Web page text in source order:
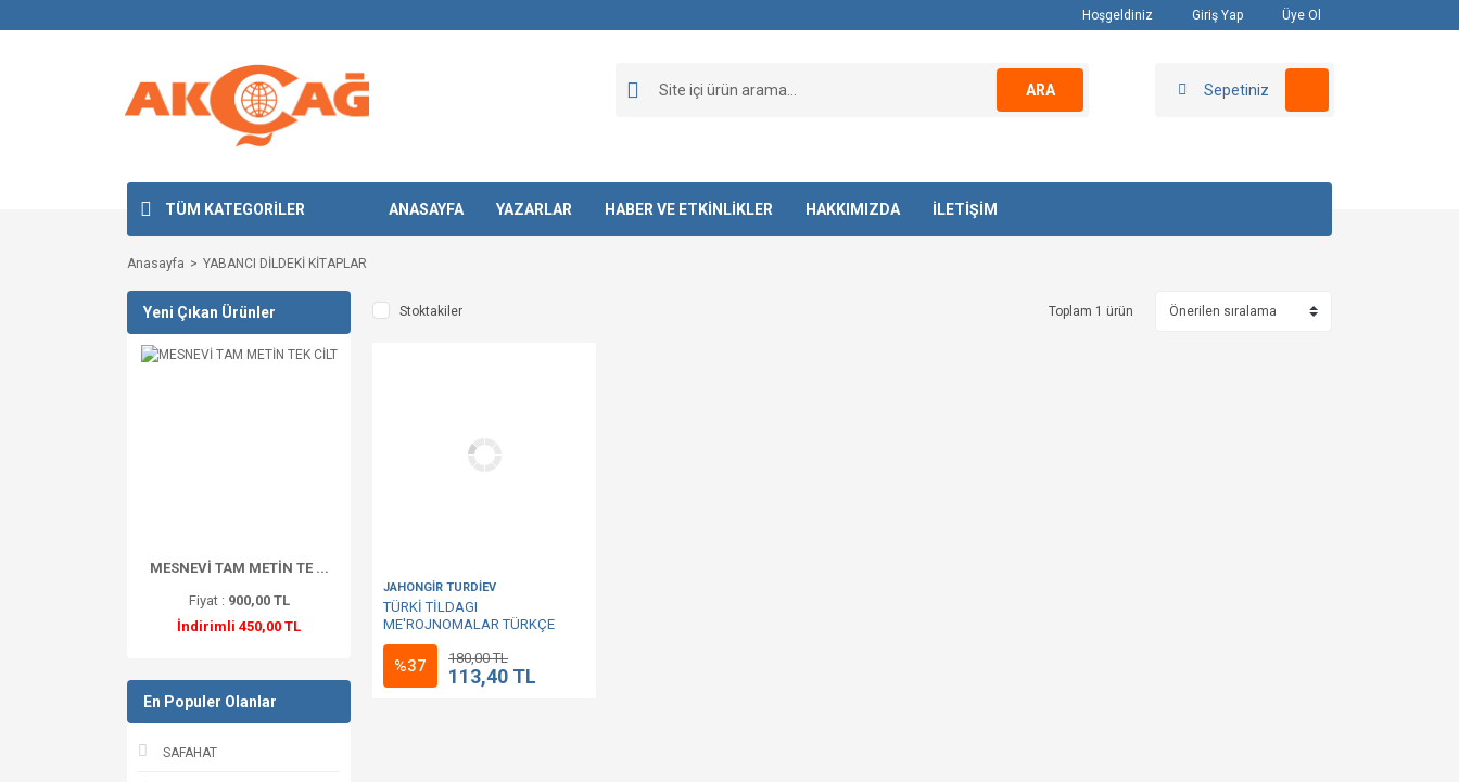
Hoşgeldiniz Giriş Yap Üye Ol
ARA Sepetiniz
TÜM KATEGORİLER ANASAYFA YAZARLAR HABER VE ETKİNLİKLER HAKKIMIZDA İLETİŞİM
Anasayfa YABANCI DİLDEKİ KİTAPLAR
Yeni Çıkan Ürünler
MESNEVİ TAM METİN TE ...
Fiyat : 900,00 TL
İndirimli 450,00 TL
En Populer Olanlar
SAFAHAT
Stoktakiler Toplam 1 ürün
JAHONGİR TURDİEV
TÜRKİ TİLDAGI
ME'ROJNOMALAR TÜRKÇE
MİRAÇNAMELER
%37 180,00 TL
113,40 TL